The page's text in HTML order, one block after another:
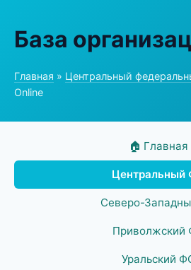
База
Главная » Центральный
Online
🏠 Главная
Центральный
Северо-
Приволжский
Уральский